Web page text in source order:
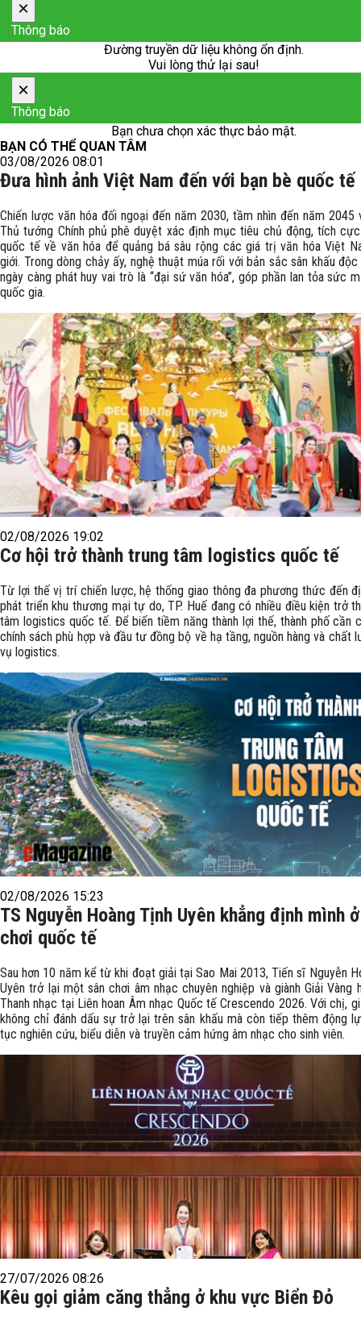
×
Thông báo
Đường truyền dữ liệu không ổn định.
Vui lòng thử lại sau!
×
Thông báo
Bạn chưa chọn xác thực bảo mật.
BẠN CÓ THỂ QUAN TÂM
03/08/2026 08:01
Đưa hình ảnh Việt Nam đến với bạn bè quốc tế
Chiến lược văn hóa đối ngoại đến năm 2030, tầm nhìn đến năm 2045
Thủ tướng Chính phủ phê duyệt xác định mục tiêu chủ động, tích
quốc tế về văn hóa để quảng bá sâu rộng các giá trị văn hóa Việt
giới. Trong dòng chảy ấy, nghệ thuật múa rối với bản sắc sân khấu độc
ngày càng phát huy vai trò là “đại sứ văn hóa”, góp phần lan tỏa sức
quốc gia.
02/08/2026 19:02
Cơ hội trở thành trung tâm logistics quốc tế
Từ lợi thế vị trí chiến lược, hệ thống giao thông đa phương thức đến
phát triển khu thương mại tự do, TP. Huế đang có nhiều điều kiện trở
tâm logistics quốc tế. Để biến tiềm năng thành lợi thế, thành phố cần
chính sách phù hợp và đầu tư đồng bộ về hạ tầng, nguồn hàng và chất
vụ logistics.
02/08/2026 15:23
TS Nguyễn Hoàng Tịnh Uyên khẳng định mình
chơi quốc tế
Sau hơn 10 năm kể từ khi đoạt giải tại Sao Mai 2013, Tiến sĩ Nguyễn
Uyên trở lại một sân chơi âm nhạc chuyên nghiệp và giành Giải Vàng
Thanh nhạc tại Liên hoan Âm nhạc Quốc tế Crescendo 2026. Với chị,
không chỉ đánh dấu sự trở lại trên sân khấu mà còn tiếp thêm động
tục nghiên cứu, biểu diễn và truyền cảm hứng âm nhạc cho sinh viên.
27/07/2026 08:26
Kêu gọi giảm căng thẳng ở khu vực Biển Đỏ